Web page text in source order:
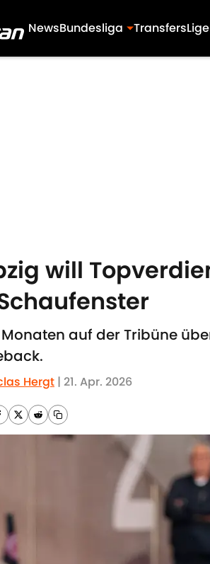
NewsBundesliga Transfers
will
auf der Tribüne
Hergt | 21. Apr. 2026